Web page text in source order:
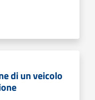
di un veicolo